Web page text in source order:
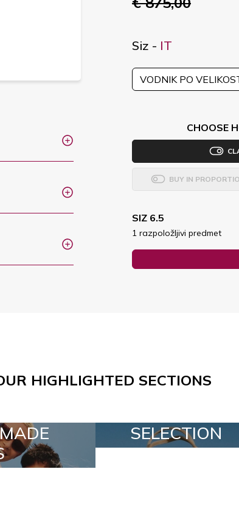
Siz - IT
VODNIK PO
CHOOSE
BUY IN
SIZ 6.5
1 razpoložljivi predmet
HIGHLIGHTED SECTIONS
SELECTION